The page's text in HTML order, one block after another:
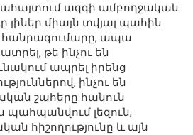
ազգի ամբողջական
լիներ միայն տվյալ պահին
ապա
թե ինչու են
ապրել իրենց
ինչու են
շահերը հանուն
պահպանվում լեզուն,
հիշողությունը և այն